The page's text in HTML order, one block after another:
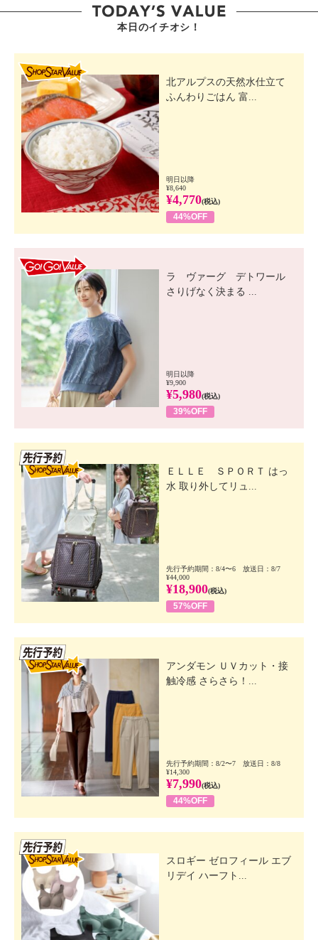
本日のイチオシ！
北アルプスの天然水仕立て
ふんわりごはん 富...
明日以降
¥8,640
¥4,770(税込)
44%OFF
ラ ヴァーグ デトワール
さりげなく決まる ...
明日以降
¥9,900
¥5,980(税込)
39%OFF
ＥＬＬＥ ＳＰＯＲＴ はっ
水 取り外してリュ...
先行予約期間：8/4〜6 放送日：8/7
¥44,000
¥18,900(税込)
57%OFF
アンダモン ＵＶカット・接
触冷感 さらさら！...
先行予約期間：8/2〜7 放送日：8/8
¥14,300
¥7,990(税込)
44%OFF
スロギー ゼロフィール エブ
リデイ ハーフト...